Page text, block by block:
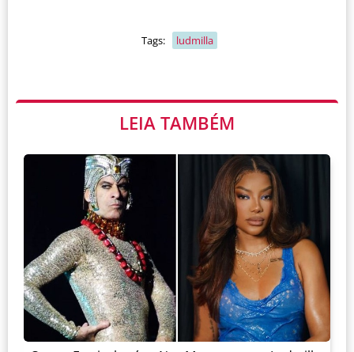
Tags: ludmilla
LEIA TAMBÉM